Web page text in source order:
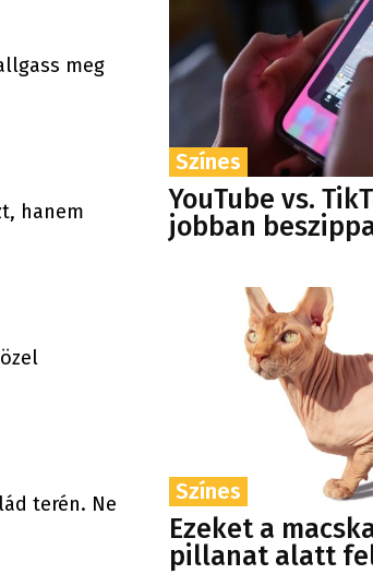
meg
hanem
terén. Ne
Színes
YouTube vs.
jobban
Színes
Ezeket a
pillanat alatt